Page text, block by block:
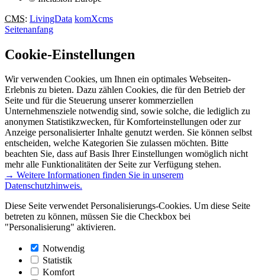
CMS: LivingData komXcms
Seitenanfang
Cookie-Einstellungen
Wir verwenden Cookies, um Ihnen ein optimales Webseiten-
Erlebnis zu bieten. Dazu zählen Cookies, die für den Betrieb der
Seite und für die Steuerung unserer kommerziellen
Unternehmensziele notwendig sind, sowie solche, die lediglich zu
anonymen Statistikzwecken, für Komforteinstellungen oder zur
Anzeige personalisierter Inhalte genutzt werden. Sie können selbst
entscheiden, welche Kategorien Sie zulassen möchten. Bitte
beachten Sie, dass auf Basis Ihrer Einstellungen womöglich nicht
mehr alle Funktionalitäten der Seite zur Verfügung stehen.
→ Weitere Informationen finden Sie in unserem
Datenschutzhinweis.
Diese Seite verwendet Personalisierungs-Cookies. Um diese Seite
betreten zu können, müssen Sie die Checkbox bei
"Personalisierung" aktivieren.
Notwendig
Statistik
Komfort